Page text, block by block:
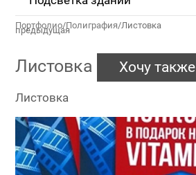
Портфолио/Полиграфия/Листовка
Листовка Хочу также
Листовка
предыдущая